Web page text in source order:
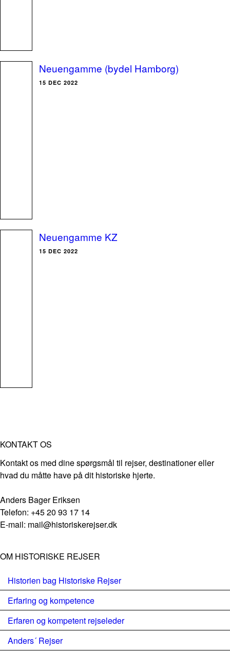
Neuengamme (bydel Hamborg)
15 DEC 2022
Neuengamme KZ
15 DEC 2022
KONTAKT OS
Kontakt os med dine spørgsmål til rejser, destinationer eller
hvad du måtte have på dit historiske hjerte.
Anders Bager Eriksen
Telefon: +45 20 93 17 14
E-mail: mail@historiskerejser.dk
OM HISTORISKE REJSER
Historien bag Historiske Rejser
Erfaring og kompetence
Erfaren og kompetent rejseleder
Anders´ Rejser